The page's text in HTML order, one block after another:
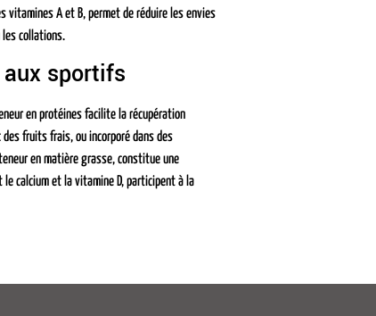
vitamines A et B, permet de réduire les envies
les collations.
sportifs
en protéines facilite la récupération
fruits frais, ou incorporé dans des
en matière grasse, constitue une
calcium et la vitamine D, participent à la